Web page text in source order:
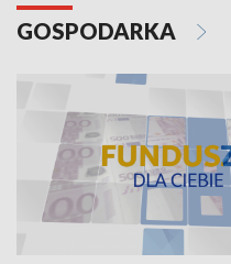
GOSPODARKA